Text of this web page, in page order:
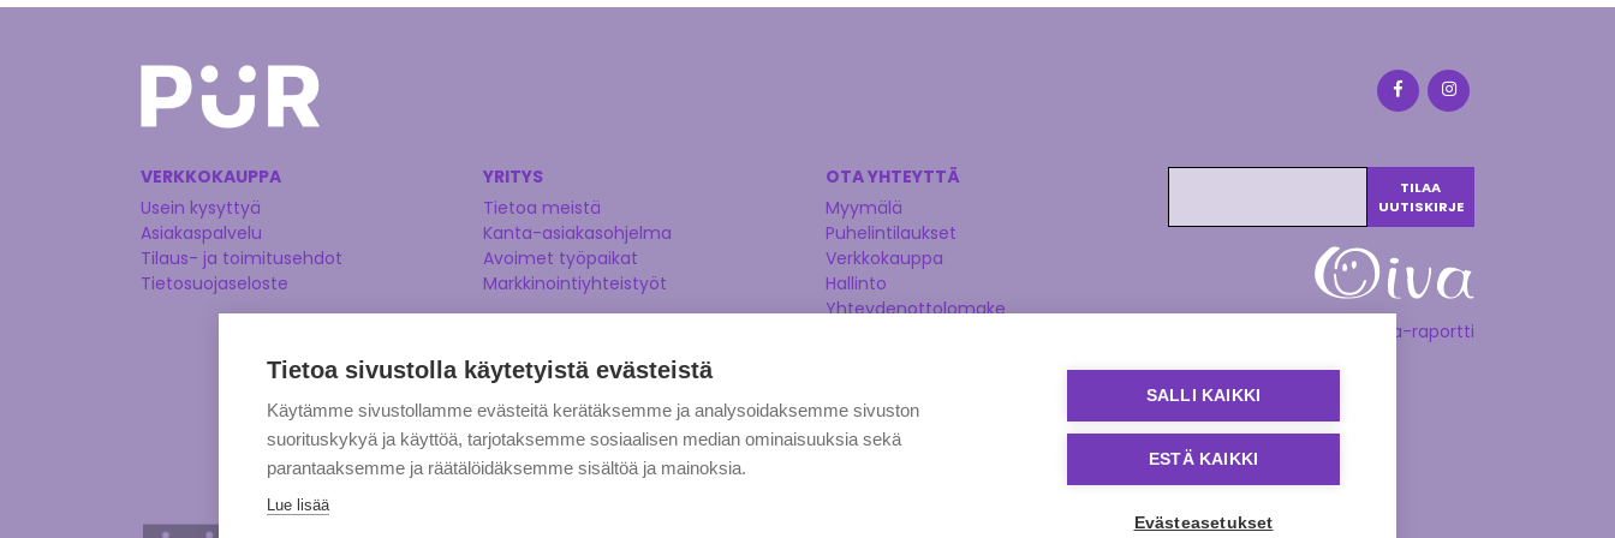
VERKKOKAUPPA
Usein kysyttyä
Asiakaspalvelu
Tilaus- ja toimitusehdot
Tietosuojaseloste
YRITYS
Tietoa meistä
Kanta-asiakasohjelma
Avoimet työpaikat
Markkinointiyhteistyöt
OTA YHTEYTTÄ
Myymälä
Puhelintilaukset
Verkkokauppa
Hallinto
Yhteydenottolomake
Katso Oiva-raportti
Tietoa sivustolla käytetyistä evästeistä
Käytämme sivustollamme evästeitä kerätäksemme ja analysoidaksemme sivuston
suorituskykyä ja käyttöä, tarjotaksemme sosiaalisen median ominaisuuksia sekä
parantaaksemme ja räätälöidäksemme sisältöä ja mainoksia.
Lue lisää
SALLI KAIKKI
ESTÄ KAIKKI
Evästeasetukset